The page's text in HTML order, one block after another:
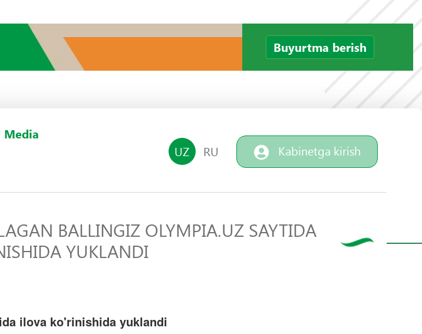
Buyurtma berish
Media
UZ RU Kabinetga kirish
BALLINGIZ OLYMPIA.UZ SAYTIDA
YUKLANDI
ilova ko'rinishida yuklandi